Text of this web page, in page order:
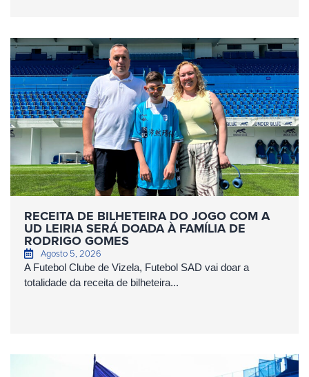
RECEITA DE BILHETEIRA DO JOGO COM A
UD LEIRIA SERÁ DOADA À FAMÍLIA DE
RODRIGO GOMES
Agosto 5, 2026
A Futebol Clube de Vizela, Futebol SAD vai doar a
totalidade da receita de bilheteira...